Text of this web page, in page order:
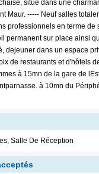
situé dans une
Maur. ----- Neuf salles
professionnels en terme de
permanent sur place ainsi
dejeuner dans un espace
de restaurants et d'hôtels
à 15mn de la gare de
à 10mn du
Salle De Réception